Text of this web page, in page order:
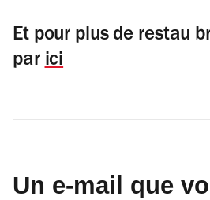
Et pour plus de restau
parici
Un e-mail que